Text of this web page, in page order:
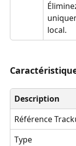
local.
Description
Référence
Type